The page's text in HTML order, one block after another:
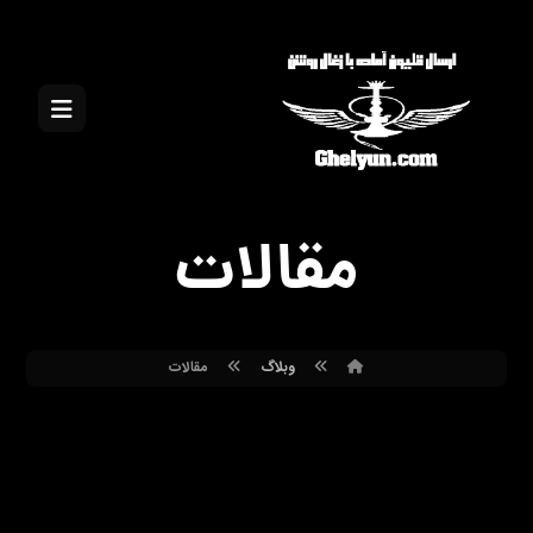
مقالات
وبلاگ مقالات